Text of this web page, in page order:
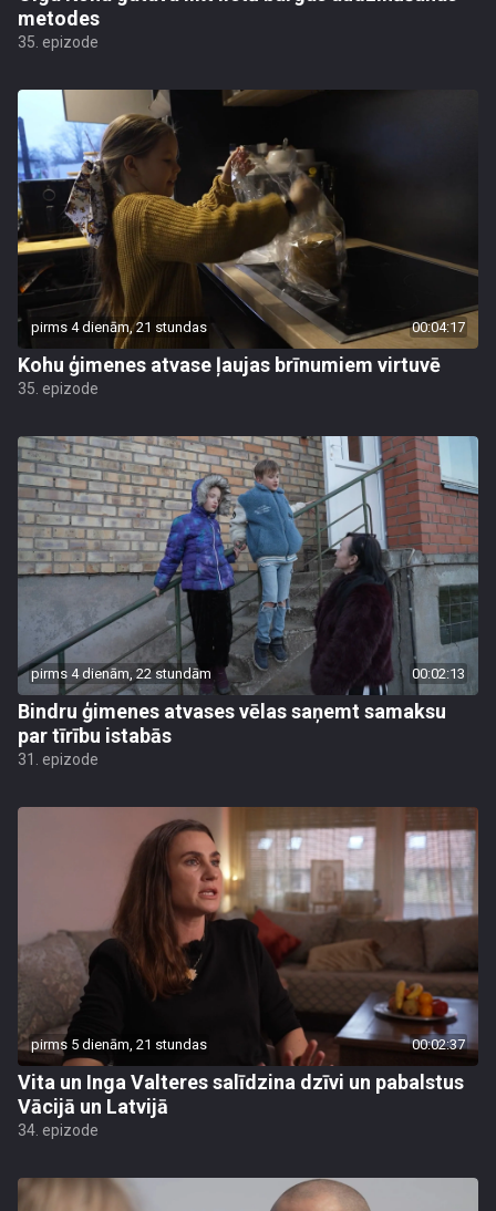
metodes
35. epizode
pirms 4 dienām, 21 stundas 00:04:17
Kohu ģimenes atvase ļaujas brīnumiem virtuvē
35. epizode
pirms 4 dienām, 22 stundām 00:02:13
Bindru ģimenes atvases vēlas saņemt samaksu
par tīrību istabās
31. epizode
pirms 5 dienām, 21 stundas 00:02:37
Vita un Inga Valteres salīdzina dzīvi un pabalstus
Vācijā un Latvijā
34. epizode